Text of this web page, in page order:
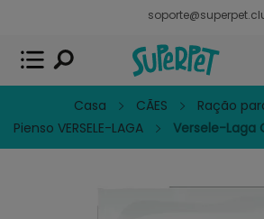
Casa CÃES
Ração
Pienso VERSELE-LAGA
Versele-Laga
Superpet, comida para mascotas
APP GRATIS - En Google Play